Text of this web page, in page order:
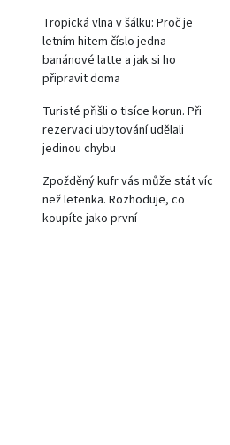
Tropická vlna v šálku: Proč je
letním hitem číslo jedna
banánové latte a jak si ho
připravit doma
Turisté přišli o tisíce korun. Při
rezervaci ubytování udělali
jedinou chybu
Zpožděný kufr vás může stát víc
než letenka. Rozhoduje, co
koupíte jako první